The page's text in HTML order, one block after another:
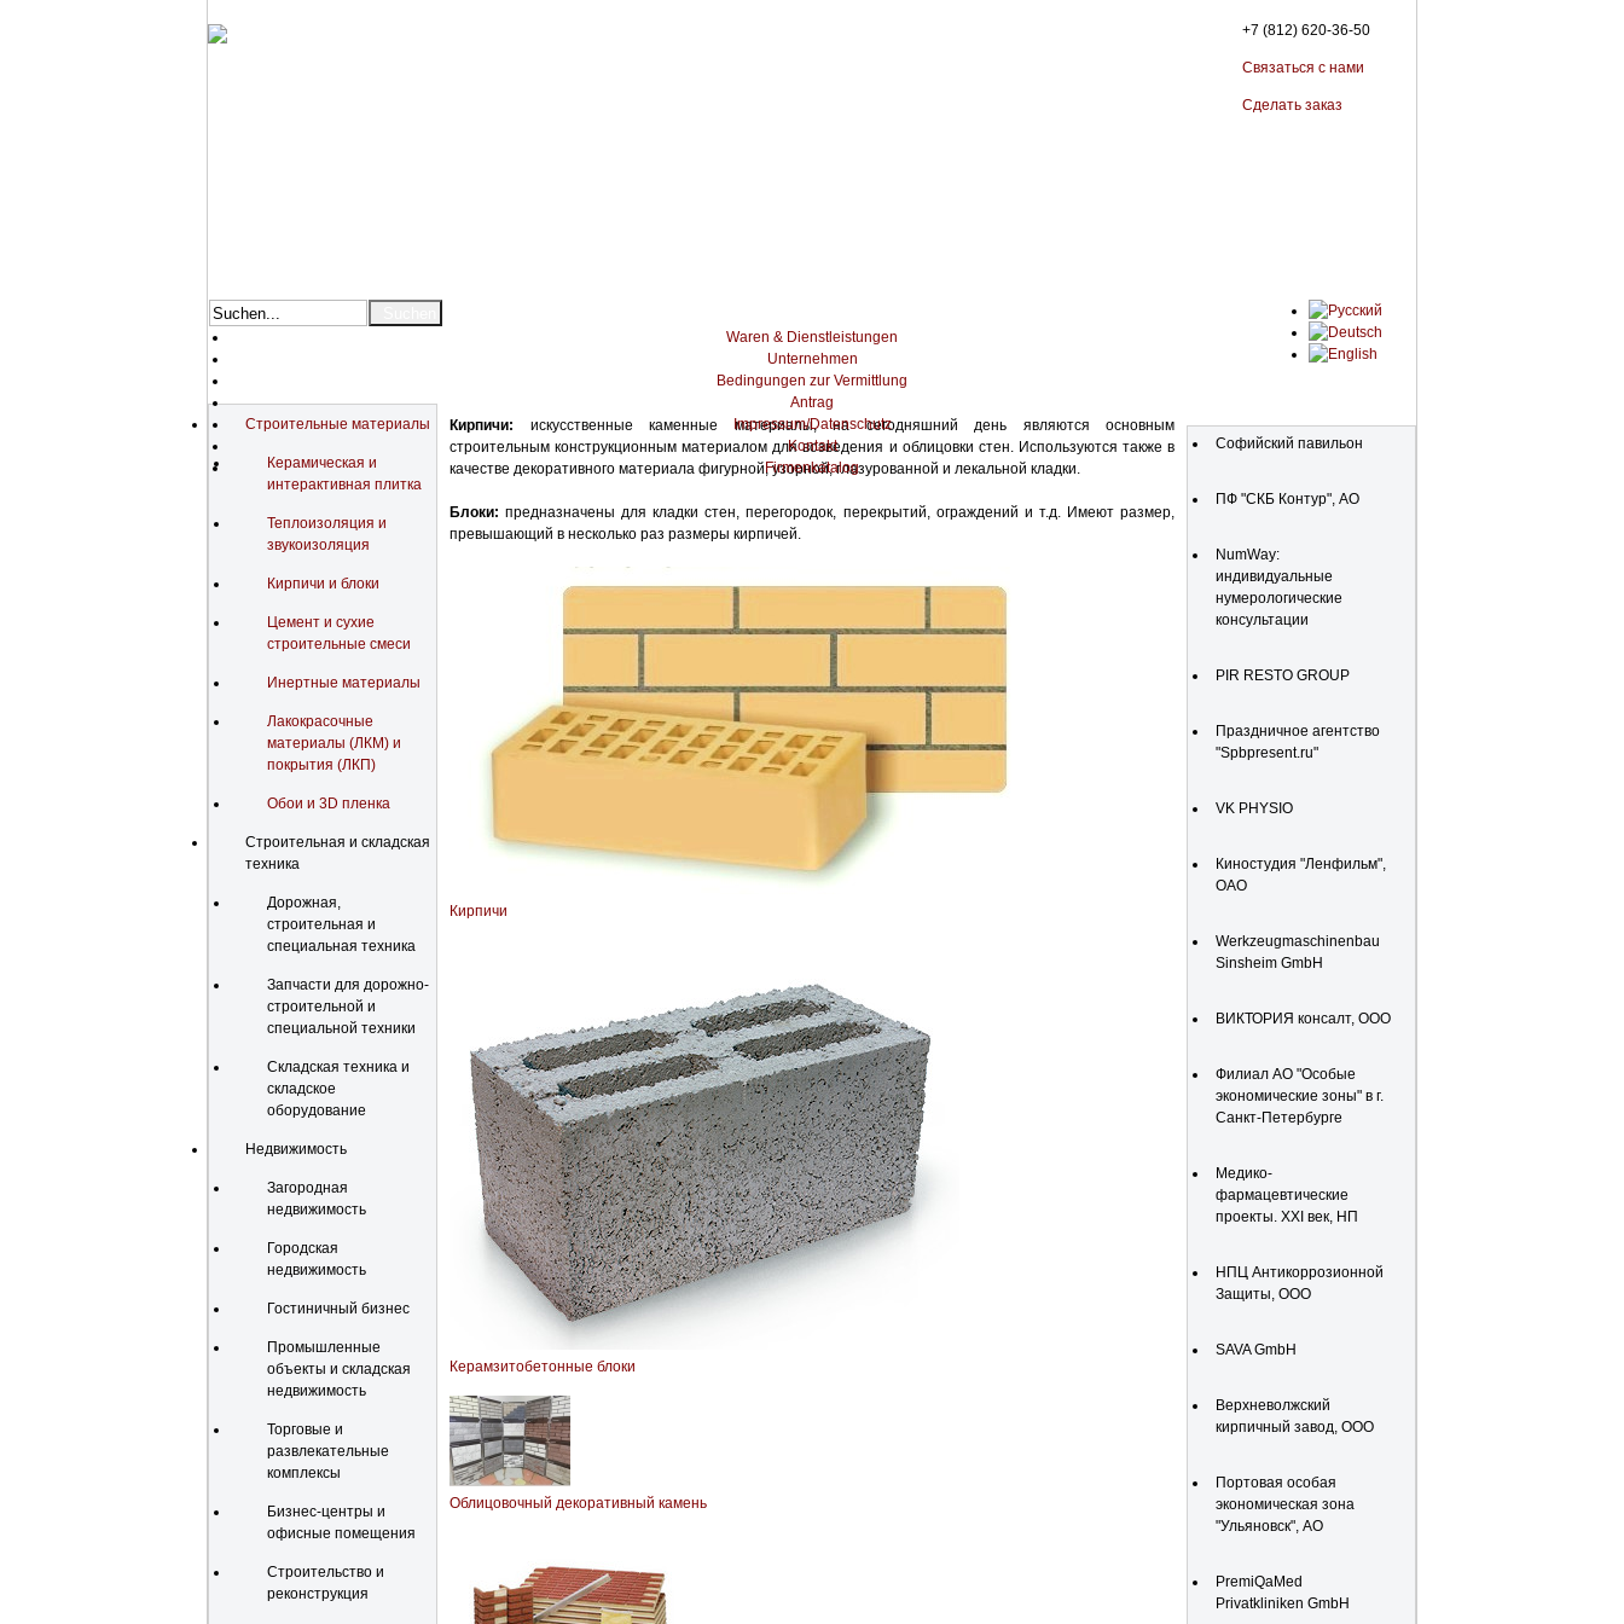
+7 (812) 620-36-50
Связаться с нами
Сделать заказ
Waren & Dienstleistungen
Unternehmen
Bedingungen zur Vermittlung
Antrag
Impressum/Datenschutz
Kontakt
Firmenkatalog
Строительные материалы
Керамическая и
интерактивная плитка
Теплоизоляция и
звукоизоляция
Кирпичи и блоки
Цемент и сухие
строительные смеси
Инертные материалы
Лакокрасочные
материалы (ЛКМ) и
покрытия (ЛКП)
Обои и 3D пленка
Строительная и складская
техника
Дорожная,
строительная и
специальная техника
Запчасти для дорожно-
строительной и
специальной техники
Складская техника и
складское
оборудование
Недвижимость
Загородная
недвижимость
Городская
недвижимость
Гостиничный бизнес
Промышленные
объекты и складская
недвижимость
Торговые и
развлекательные
комплексы
Бизнес-центры и
офисные помещения
Строительство и
реконструкция
Кирпичи: искусственные каменные материалы, на сегодняшний день являются основным
строительным конструкционным материалом для возведения и облицовки стен. Используются также в
качестве декоративного материала фигурной, узорной, глазурованной и лекальной кладки.
Блоки: предназначены для кладки стен, перегородок, перекрытий, ограждений и т.д. Имеют размер,
превышающий в несколько раз размеры кирпичей.
Кирпичи
Керамзитобетонные блоки
Облицовочный декоративный камень
Софийский павильон
ПФ "СКБ Контур", АО
NumWay:
индивидуальные
нумерологические
консультации
PIR RESTO GROUP
Праздничное агентство
"Spbpresent.ru"
VK PHYSIO
Киностудия "Ленфильм",
ОАО
Werkzeugmaschinenbau
Sinsheim GmbH
ВИКТОРИЯ консалт, ООО
Филиал АО "Особые
экономические зоны" в г.
Санкт-Петербурге
Медико-
фармацевтические
проекты. XXI век, НП
НПЦ Антикоррозионной
Защиты, ООО
SAVA GmbH
Верхневолжский
кирпичный завод, ООО
Портовая особая
экономическая зона
"Ульяновск", АО
PremiQaMed
Privatkliniken GmbH